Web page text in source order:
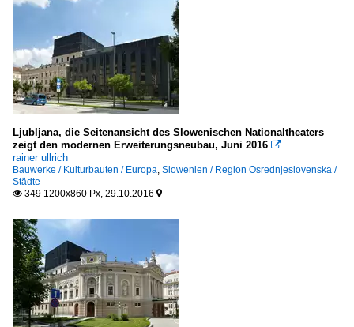
Ljubljana, die Seitenansicht des Slowenischen Nationaltheaters
zeigt den modernen Erweiterungsneubau, Juni 2016 
rainer ullrich
Bauwerke / Kulturbauten / Europa, Slowenien / Region Osrednjeslovenska /
Städte
 349 1200x860 Px, 29.10.2016 